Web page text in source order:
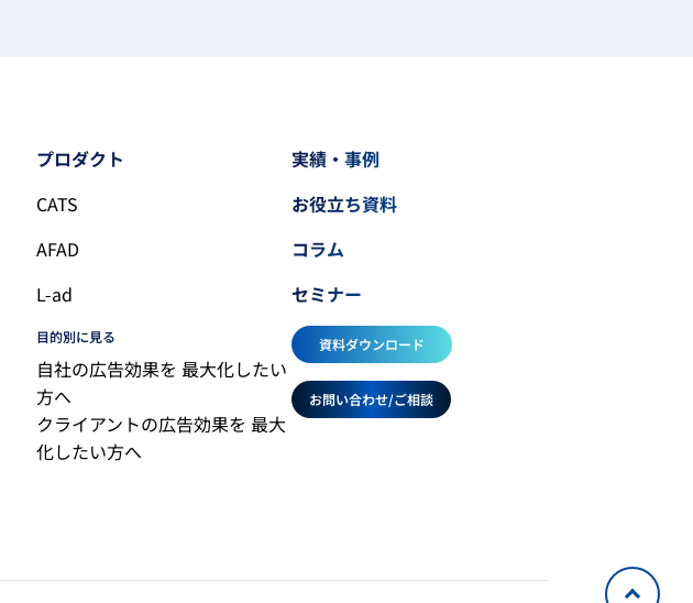
プロダクト
CATS
AFAD
L-ad
目的別に見る
自社の広告効果を 最大化したい
方へ
クライアントの広告効果を 最大
化したい方へ
実績・事例
お役立ち資料
コラム
セミナー
資料ダウンロード
お問い合わせ/ご相談